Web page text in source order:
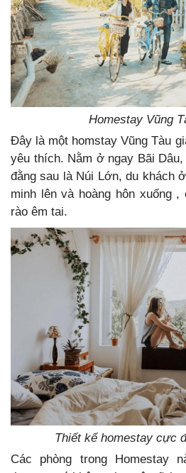
Homestay Vũng
Đây là một homstay Vũng Tàu
yêu thích. Nằm ở ngay Bãi
đằng sau là Núi Lớn, du khách
minh lên và hoàng hôn xuống
rào êm tai.
Thiết kế homestay cực
Các phòng trong Homestay